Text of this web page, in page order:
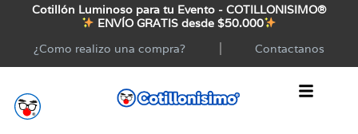
Cotillón Luminoso para tu Evento - COTILLONISIMO®
ENVÍO GRATIS desde $50.000
¿Como realizo una compra?
Contactanos